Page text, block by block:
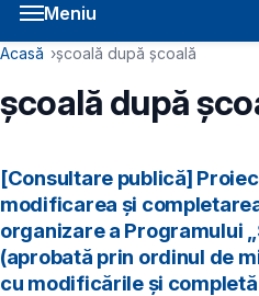
Meniu
Navigație principală
Cale de navigare
Acasă școală după școală
școală după
[Consultare publică]
modificarea și
organizare a Programului
(aprobată prin ordinul de
cu modificările și